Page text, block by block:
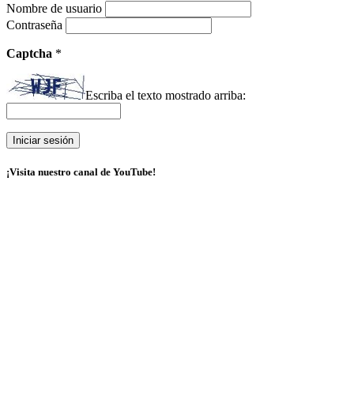
Nombre de usuario
Contraseña
Captcha *
Escriba el texto mostrado arriba:
¡Visita nuestro canal de YouTube!